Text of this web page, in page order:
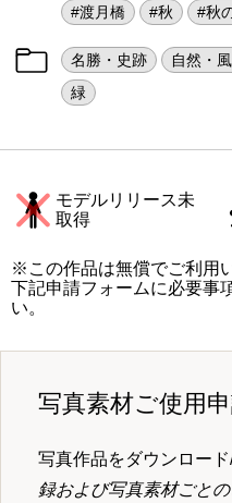
#渡月橋
#秋 #秋
名勝・史跡 自然・
緑
モデルリリース未
取得
※この作品は無償でご利用
下記申請フォームに必要事
い。
写真素材ご使用
写真作品をダウンロー
録および写真素材ごと